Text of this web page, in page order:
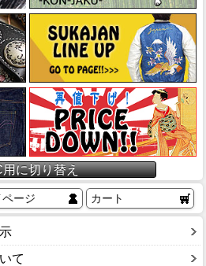
に切り替え
ページ カート
て